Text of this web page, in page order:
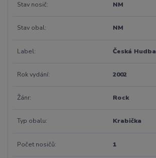
Stav nosič NM
Stav obal NM
Label Česká Hudba
Rok vydání 2002
Žánr Rock
Typ obalu Krabička
Počet nosičů 1